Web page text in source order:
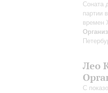
Соната
партии
времен
Лео
С